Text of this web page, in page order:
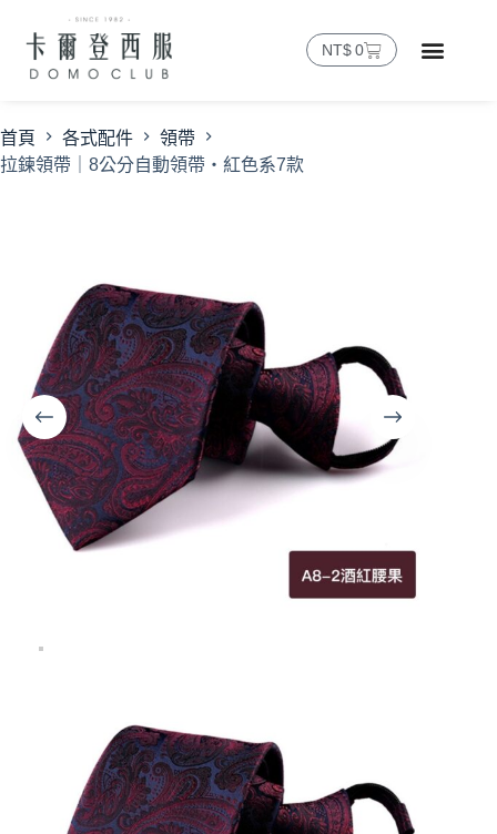
NT$ 0
首頁 各式配件
領帶
拉鍊領帶｜8公分自動領帶・紅色系7款